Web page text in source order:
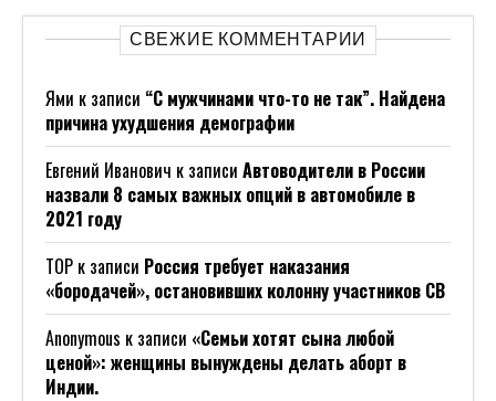
СВЕЖИЕ КОММЕНТАРИИ
Ями к записи “С мужчинами что-то не так”. Найдена
причина ухудшения демографии
Евгений Иванович к записи Автоводители в России
назвали 8 самых важных опций в автомобиле в
2021 году
ТОР к записи Россия требует наказания
«бородачей», остановивших колонну участников СВ
Anonymous к записи «Семьи хотят сына любой
ценой»: женщины вынуждены делать аборт в
Индии.